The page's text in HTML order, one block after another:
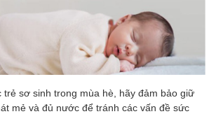
trẻ sơ sinh trong mùa hè, hãy đảm bảo giữ
mẻ và đủ nước để tránh các vấn đề sức